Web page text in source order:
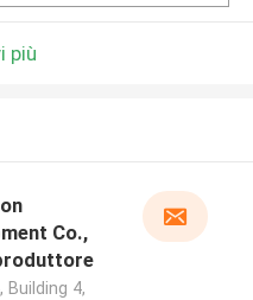
più
Co.,
Building 4,